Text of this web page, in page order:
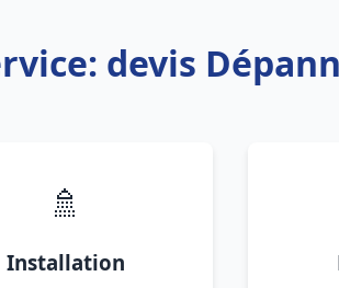
devis
🚿
Installation